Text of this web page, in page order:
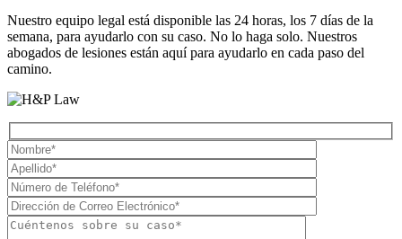
Nuestro equipo legal está disponible las 24 horas, los 7 días de la
semana, para ayudarlo con su caso. No lo haga solo. Nuestros
abogados de lesiones están aquí para ayudarlo en cada paso del
camino.